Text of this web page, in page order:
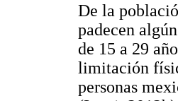
De la
padecen
de 15 a 29
limitación
personas